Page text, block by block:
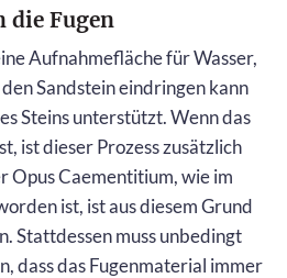
die Fugen
Aufnahmefläche für Wasser,
Sandstein eindringen kann
Steins unterstützt. Wenn das
ist dieser Prozess zusätzlich
Opus Caementitium, wie im
ist, ist aus diesem Grund
Stattdessen muss unbedingt
dass das Fugenmaterial immer